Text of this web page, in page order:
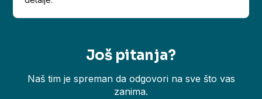
Još pitanja?
Naš tim je spreman da odgovori na sve što vas
zanima.